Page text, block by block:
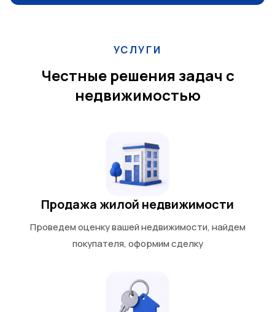
УСЛУГИ
Честные решения задач с
недвижимостью
Продажа жилой недвижимости
Проведем оценку вашей недвижимости, найдем
покупателя, оформим сделку